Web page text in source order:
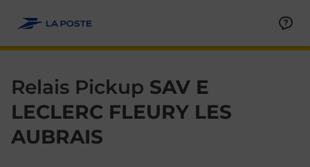
Relais Pickup SAV E
LECLERC FLEURY LES
AUBRAIS